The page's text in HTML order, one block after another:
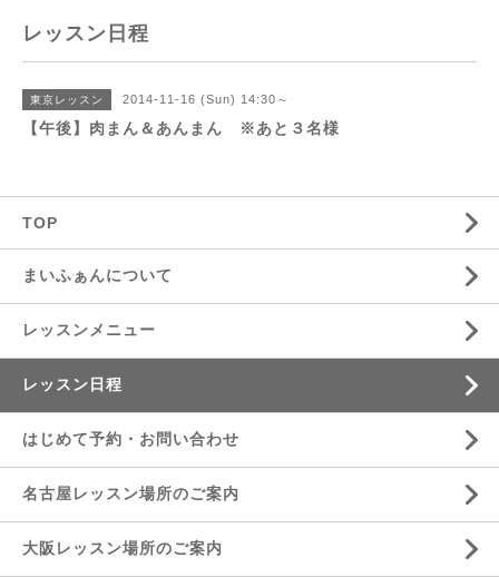
レッスン日程
東京レッスン 2014-11-16 (Sun) 14:30～
【午後】肉まん＆あんまん ※あと３名様
TOP
まいふぁんについて
レッスンメニュー
レッスン日程
はじめて予約・お問い合わせ
名古屋レッスン場所のご案内
大阪レッスン場所のご案内